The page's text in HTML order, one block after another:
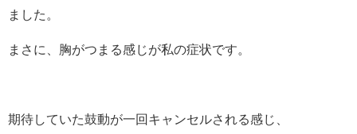
ました。
まさに、胸がつまる感じが私の症状です。
期待していた鼓動が一回キャンセルされる感じ、